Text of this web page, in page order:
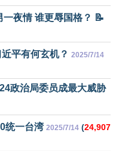
夜情 谁更辱国格？ 📝
平有何玄机？ 2025/7/14
政治局委员成最大威胁
统一台湾 2025/7/14 (24,907